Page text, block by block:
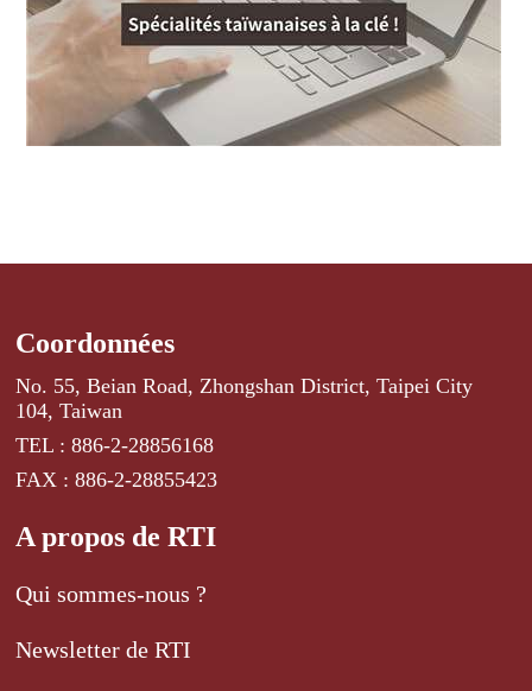
Coordonnées
No. 55, Beian Road, Zhongshan District, Taipei City
104, Taiwan
TEL : 886-2-28856168
FAX : 886-2-28855423
A propos de RTI
Qui sommes-nous ?
Newsletter de RTI